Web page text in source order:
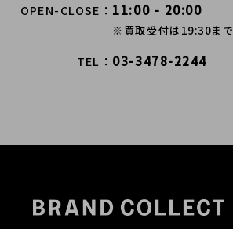
OPEN-CLOSE 11:00 - 20:00
※買取受付は19:30まで
TEL 03-3478-2244